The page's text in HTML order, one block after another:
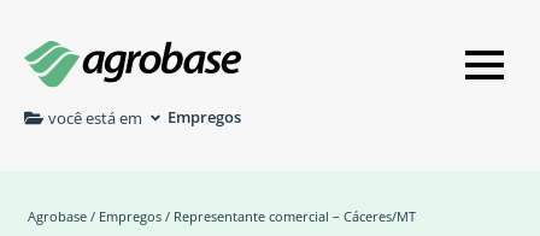
você está em Empregos
Agrobase / Empregos / Representante comercial – Cáceres/MT